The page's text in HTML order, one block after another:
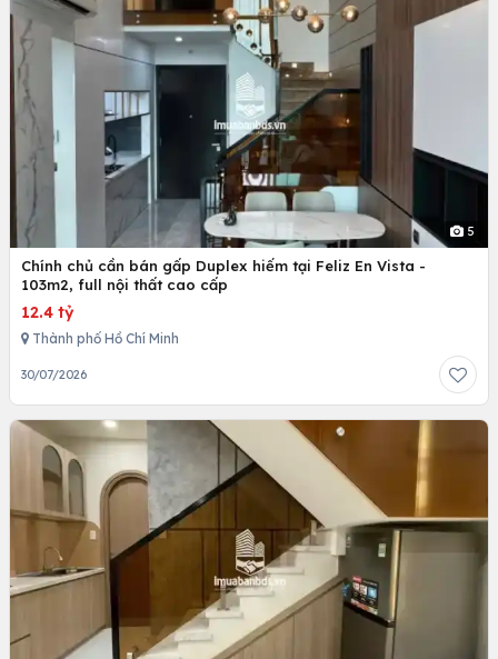
5
Chính chủ cần bán gấp Duplex hiếm tại Feliz En Vista -
103m2, full nội thất cao cấp
12.4 tỷ
Thành phố Hồ Chí Minh
30/07/2026